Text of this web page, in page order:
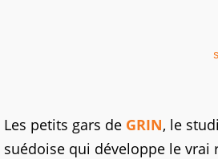
Les petits gars de GRIN, le
suédoise qui développe le vrai